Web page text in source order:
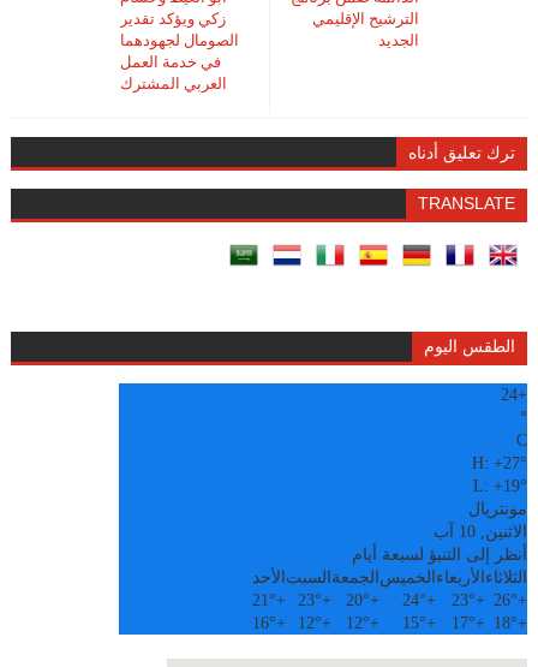
زكي ويؤكد تقدير
الصومال لجهودهما
في خدمة العمل
العربي المشترك
الترشيح الإقليمي
الجديد
ترك تعليق أدناه
TRANSLATE
الطقس اليوم
+
24
°
C
H:+27°
L:+19°
مونتريال
الاثنين, 10 آب
أنظر إلى التنبؤ لسبعة أيام
الثلاثاء الأربعاء الخميس الجمعة السبت الأحد
+
26°
+
23°
+
24°
+
20°
+
23°
+
21°
+
18°
+
17°
+
15°
+
12°
+
12°
+
16°